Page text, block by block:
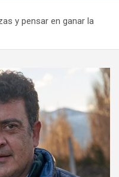
y pensar en ganar la